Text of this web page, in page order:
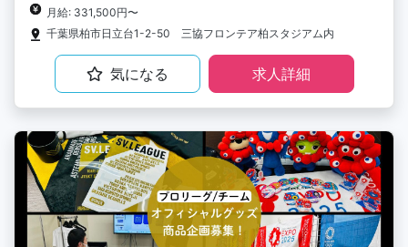
月給: 331,500円〜
千葉県柏市日立台1-2-50 三協フロンテア柏スタジアム内
気になる 求人詳細